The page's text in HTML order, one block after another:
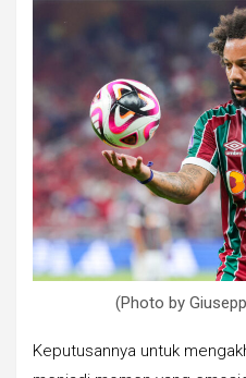
(Photo by
Keputusannya untuk